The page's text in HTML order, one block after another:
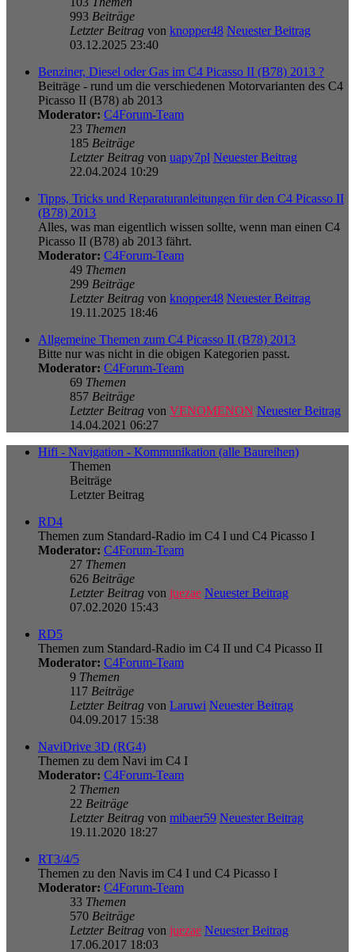
993 Beiträge
Letzter Beitrag von knopper48 Neuester Beitrag
03.12.2025 23:40
Benziner, Diesel oder Gas im C4 Picasso II (B78) 2013 ?
Beiträge - rund um die verschiedenen Motorvarianten des C4
Picasso II (B78) ab 2013
Moderator: C4Forum-Team
23 Themen
185 Beiträge
Letzter Beitrag von uapy7pl Neuester Beitrag
22.04.2024 10:29
Tipps, Tricks und Reparaturanleitungen für den C4 Picasso II
(B78) 2013
Alles, was man eigentlich wissen sollte, wenn man einen C4
Picasso II (B78) ab 2013 fährt.
Moderator: C4Forum-Team
49 Themen
299 Beiträge
Letzter Beitrag von knopper48 Neuester Beitrag
19.11.2025 18:46
Allgemeine Themen zum C4 Picasso II (B78) 2013
Bitte nur was nicht in die obigen Kategorien passt.
Moderator: C4Forum-Team
69 Themen
857 Beiträge
Letzter Beitrag von VENOMENON Neuester Beitrag
14.04.2021 06:27
Hifi - Navigation - Kommunikation (alle Baureihen)
Themen
Beiträge
Letzter Beitrag
RD4
Themen zum Standard-Radio im C4 I und C4 Picasso I
Moderator: C4Forum-Team
27 Themen
626 Beiträge
Letzter Beitrag von juezae Neuester Beitrag
07.02.2020 15:43
RD5
Themen zum Standard-Radio im C4 II und C4 Picasso II
Moderator: C4Forum-Team
9 Themen
117 Beiträge
Letzter Beitrag von Laruwi Neuester Beitrag
04.09.2017 15:38
NaviDrive 3D (RG4)
Themen zu dem Navi im C4 I
Moderator: C4Forum-Team
2 Themen
22 Beiträge
Letzter Beitrag von mibaer59 Neuester Beitrag
19.11.2020 18:27
RT3/4/5
Themen zu den Navis im C4 I und C4 Picasso I
Moderator: C4Forum-Team
33 Themen
570 Beiträge
Letzter Beitrag von juezae Neuester Beitrag
17.06.2017 18:03